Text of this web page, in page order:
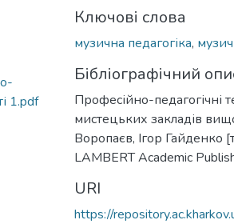
1.pdf
Ключові слова
музична педагогіка,
Бібліографічний
Професійно-педагогічні
мистецьких закладів
Воропаєв, Ігор Гайденко
LAMBERT Academic
URI
https://